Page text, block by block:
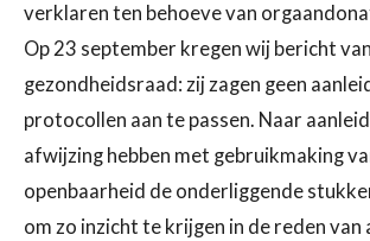
verklaren ten behoeve van
Op 23 september kregen wij bericht
gezondheidsraad: zij zagen geen
protocollen aan te passen. Naar
afwijzing hebben met gebruikmaking
openbaarheid de onderliggende
om zo inzicht te krijgen in de reden van